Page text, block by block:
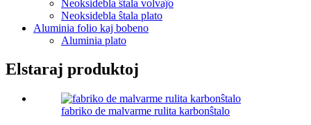
Neoksidebla ŝtala volvaĵo
Neoksidebla ŝtala plato
Aluminia folio kaj bobeno
Aluminia plato
Elstaraj produktoj
fabriko de malvarme rulita karbonŝtalo